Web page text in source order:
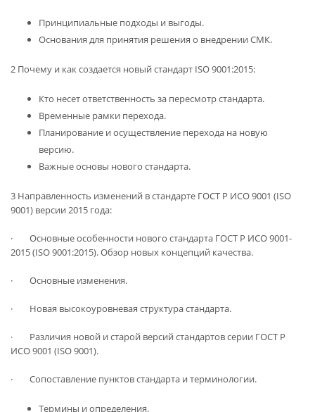
Принципиальные подходы и выгоды.
Основания для принятия решения о внедрении СМК.
2 Почему и как создается новый стандарт ISO 9001:2015:
Кто несет ответственность за пересмотр стандарта.
Временные рамки перехода.
Планирование и осуществление перехода на новую
версию.
Важные основы нового стандарта.
3 Направленность изменений в стандарте ГОСТ Р ИСО 9001 (ISO
9001) версии 2015 года:
· Основные особенности нового стандарта ГОСТ Р ИСО 9001-
2015 (ISO 9001:2015). Обзор новых концепций качества.
· Основные изменения.
· Новая высокоуровневая структура стандарта.
· Различия новой и старой версий стандартов серии ГОСТ Р
ИСО 9001 (ISO 9001).
· Сопоставление пунктов стандарта и терминологии.
Термины и определения.